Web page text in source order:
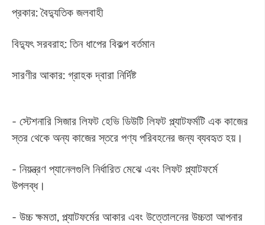
প্রকার: বৈদ্যুতিক জলবাহী
বিদ্যুৎ সরবরাহ: তিন ধাপের বিকল্প বর্তমান
সারণীর আকার: গ্রাহক দ্বারা নির্দিষ্ট
- স্টেশনারি সিজার লিফট হেভি ডিউটি লিফট প্ল্যাটফর্মটি এক কাজের
স্তর থেকে অন্য কাজের স্তরে পণ্য পরিবহনের জন্য ব্যবহৃত হয়।
- নিয়ন্ত্রণ প্যানেলগুলি নির্ধারিত মেঝে এবং লিফট প্ল্যাটফর্মে
উপলব্ধ।
- উচ্চ ক্ষমতা, প্ল্যাটফর্মের আকার এবং উত্তোলনের উচ্চতা আপনার